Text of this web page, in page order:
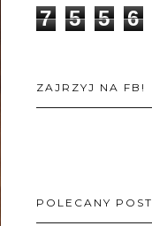
7 5 5 6
ZAJRZYJ NA FB!
POLECANY POST